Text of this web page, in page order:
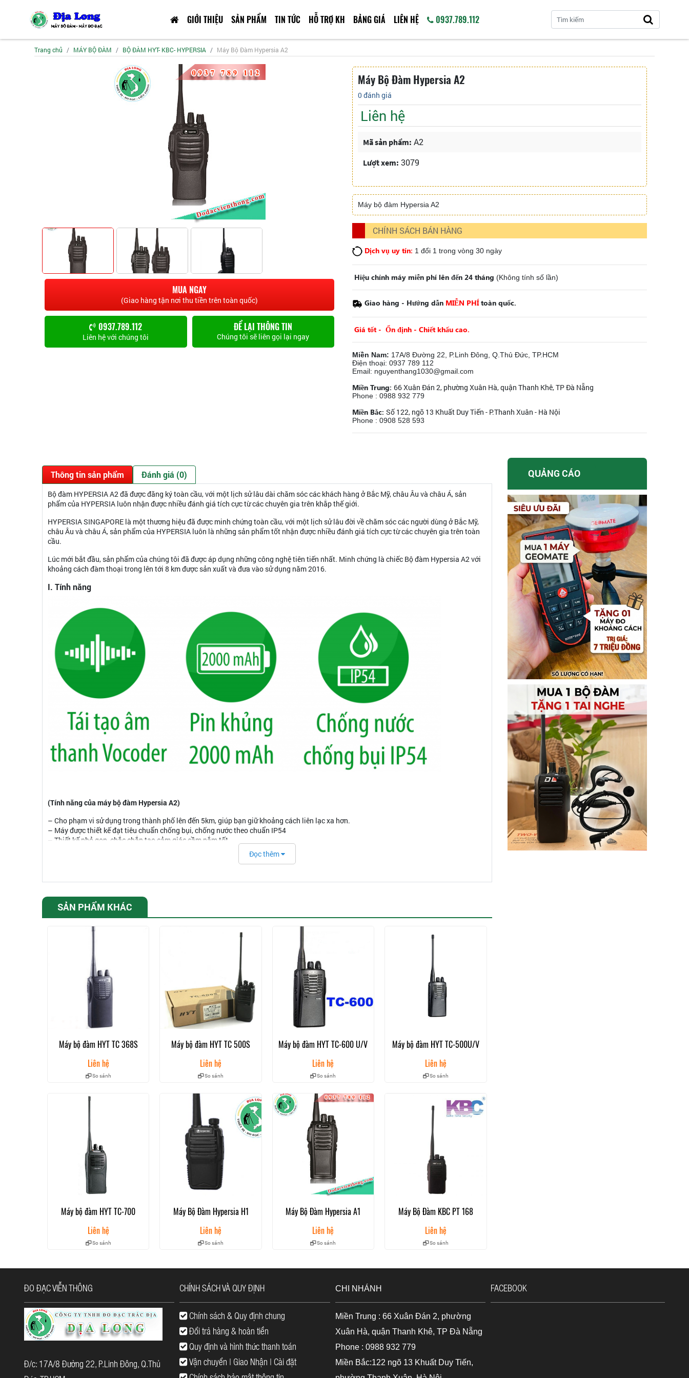
GIỚI THIỆU SẢN PHẨM TIN TỨC HỖ TRỢ KH BẢNG GIÁ LIÊN HỆ 0937.789.112
Trang chủ MÁY BỘ ĐÀM BỘ ĐÀM HYT- KBC- HYPERSIA Máy Bộ Đàm Hypersia A2
MUA NGAY
(Giao hàng tận nơi thu tiền trên toàn quốc)
0937.789.112
Liên hệ với chúng tôi
ĐỂ LẠI THÔNG TIN
Chúng tôi sẽ liên gọi lại ngay
Máy Bộ Đàm Hypersia A2
0 đánh giá
Liên hệ
Mã sản phẩm: A2
Lượt xem: 3079
Máy bộ đàm Hypersia A2
CHÍNH SÁCH BÁN HÀNG
Dịch vụ uy tín: 1 đổi 1 trong vòng 30 ngày
Hiệu chỉnh máy miễn phí lên đến 24 tháng (Không tính số lần)
Giao hàng - Hướng dẫn MIỄN PHÍtoàn quốc.
Giá tốt - Ổn định - Chiết khấu cao.
Miền Nam: 17A/8 Đường 22, P.Linh Đông, Q.Thủ Đức, TP.HCM
Điện thoại: 0937 789 112
Email: nguyenthang1030@gmail.com
Miền Trung: 66 Xuân Đán 2, phường Xuân Hà, quận Thanh Khê, TP Đà Nẵng
Phone : 0988 932 779
Miền Bắc: Số 122, ngõ 13 Khuất Duy Tiến - P.Thanh Xuân - Hà Nội
Phone : 0908 528 593
Thông tin sản phẩm Đánh giá (0)
Bộ đàm HYPERSIA A2 đã được đăng ký toàn cầu, với một lịch sử lâu dài chăm sóc các khách hàng ở Bắc Mỹ, châu Âu và châu Á, sản
phẩm của HYPERSIA luôn nhận được nhiều đánh giá tích cực từ các chuyên gia trên khắp thế giới.
HYPERSIA SINGAPORE là một thương hiệu đã được minh chứng toàn cầu, với một lịch sử lâu đời về chăm sóc các người dùng ở Bắc Mỹ,
châu Âu và châu Á, sản phẩm của HYPERSIA luôn là những sản phẩm tốt nhận được nhiều đánh giá tích cực từ các chuyên gia trên toàn
cầu.
Lúc mới bắt đầu, sản phẩm của chúng tôi đã được áp dụng những công nghệ tiên tiến nhất. Minh chứng là chiếc Bộ đàm Hypersia A2 với
khoảng cách đàm thoại trong lên tới 8 km được sản xuất và đưa vào sử dụng năm 2016.
I. Tính năng
(Tính năng của máy bộ đàm Hypersia A2)
– Cho phạm vi sử dụng trong thành phố lên đến 5km, giúp bạn giữ khoảng cách liên lạc xa hơn.
– Máy được thiết kế đạt tiêu chuẩn chống bụi, chống nước theo chuẩn IP54
– Thiết kế nhỏ gọn, chắc chắn tạo cảm giác cầm nắm tốt
– Công suất lớn 7W, giúp khoảng cánh âm thanh truyền tải được xa hơn
– Hypersia A2 được trang bị pin li-ion 2000 mAh cho phép sử dụng liên tục nhiều giờ cùng với công nghệ sạc nhanh trong 3 giờ.
– Quét kênh
– Nghe đài FM (lựa chọn thêm)
– Chức năng VOX giúp bạn đàm thoại rảnh tay trong những công việc đòi hỏi phải dùng đến hai tay
II. Đến với Địa Long bạn sẽ nhận được nhiều chính sách ưu đãi
-Trong thời gian bảo hành nếu máy bị lỗi do nhà sản xuất bạn có thể đổi mới hoàn toàn.
– Thời hạn bảo hành không vượt quá 2 năm kể từ ngày xuất xưởng được ghi trên tem bảo hành đối với thân máy, pin và phụ kiện được bảo
hành 6 tháng
– Được áp dụng đối với những sản phẩm còn nguyên tem bảo hành, phiếu bảo hành với hóa đơn mua hàng.
– Không bảo hành với những sản phẩm bị hư hại do thiên tai, cháy nổ hay sấm sét, cài đặt sai điện thế chỉ định.
với hướng dẫn của nhà sản xuất
III. Bộ sản phẩm Bộ đàm Hypersia A2
(Hình ảnh bộ đàm Hypersia A2)
Thân máy
Pin Li-ion 2000mAh
Đế sạc bàn tiêu chuẩn
Bát cài lưng, sách tài liệu đi kèm
Đọc thêm
SẢN PHẨM KHÁC
Máy bộ đàm HYT TC 368S
Liên hệ
So sánh
Máy bộ đàm HYT TC 500S
Liên hệ
So sánh
Máy bộ đàm HYT TC-600 U/V
Liên hệ
So sánh
Máy bộ đàm HYT TC-500U/V
Liên hệ
So sánh
Máy bộ đàm HYT TC-700
Liên hệ
So sánh
Máy Bộ Đàm Hypersia H1
Liên hệ
So sánh
Máy Bộ Đàm Hypersia A1
Liên hệ
So sánh
Máy Bộ Đàm KBC PT 168
Liên hệ
So sánh
QUẢNG CÁO
ĐO ĐẠC VIỄN THÔNG
Đ/c: 17A/8 Đường 22, P.Linh Đông, Q.Thủ
CHÍNH SÁCH VÀ QUY ĐỊNH
Chính sách & Quy định chung
Đổi trả hàng & hoàn tiền
Quy định và hình thức thanh toán
Vận chuyển | Giao Nhận | Cài đặt
CHI NHÁNH
Miền Trung : 66 Xuân Đán 2, phường
Xuân Hà, quận Thanh Khê, TP Đà Nẵng
Phone : 0988 932 779
Miền Bắc:122 ngõ 13 Khuất Duy Tiến,
FACEBOOK